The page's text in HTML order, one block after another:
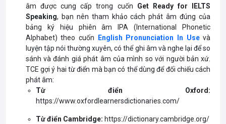
âm được cung cấp trong cuốn Get Ready for IELTS
Speaking, bạn nên tham khảo cách phát âm đúng của
bảng ký hiệu phiên âm IPA (International Phonetic
Alphabet) theo cuốn
English Pronunciation In Usevà
luyện tập nói thường xuyên, có thể ghi âm và nghe lại để so
sánh và đánh giá phát âm của mình so với người bản xứ.
TCE gợi ý hai từ điển mà bạn có thể dùng để đối chiếu cách
phát âm:
Từ điển Oxford:
https://www.oxfordlearnersdictionaries.com/
Từ điển Cambridge: https://dictionary.cambridge.org/